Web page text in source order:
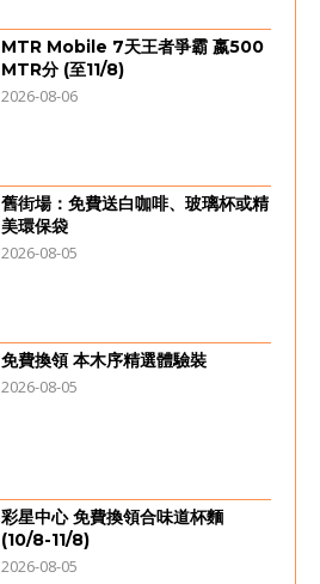
MTR Mobile 7天王者爭霸 嬴500
MTR分 (至11/8)
2026-08-06
舊街場：免費送白咖啡、玻璃杯或精
美環保袋
2026-08-05
免費換領 本木序精選體驗裝
2026-08-05
彩星中心 免費換領合味道杯麵
(10/8-11/8)
2026-08-05